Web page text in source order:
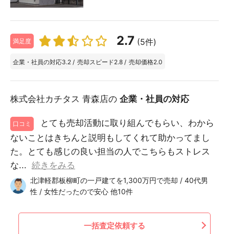
満足度 2.7 (5件)
企業・社員の対応3.2 / 売却スピード2.8 / 売却価格2.0
株式会社カチタス 青森店の 企業・社員の対応
口コミ
とても売却活動に取り組んでもらい、わから
ないことはきちんと説明もしてくれて助かってまし
た。とても感じの良い担当の人でこちらもストレス
な... 続きをみる
北津軽郡板柳町の一戸建てを1,300万円で売却 / 40代男
性 / 女性だったので安心 他10件
一括査定依頼する